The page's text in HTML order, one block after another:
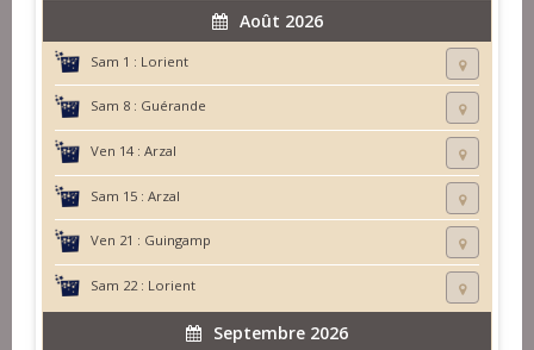
Août 2026
Sam 1 : Lorient
Sam 8 : Guérande
Ven 14 : Arzal
Sam 15 : Arzal
Ven 21 : Guingamp
Sam 22 : Lorient
Septembre 2026